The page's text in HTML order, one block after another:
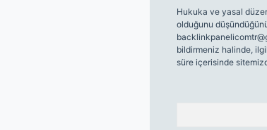
Hukuka ve yasal
olduğunu
bildirmeniz halinde,
süre içerisinde